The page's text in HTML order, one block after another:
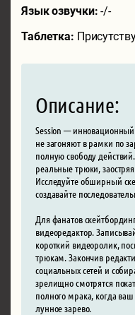
Язык озвучки:-/-
Таблетка:
Описание:
Session — инновационный
не загоняют в рамки по
полную свободу
реальные трюки,
Исследуйте обширный
создавайте
Для фанатов
видеоредактор.
короткий видеоролик,
трюкам. Закончив
социальных сетей и
зрелищно смотрятся
полного мрака, когда
лунное зарево.